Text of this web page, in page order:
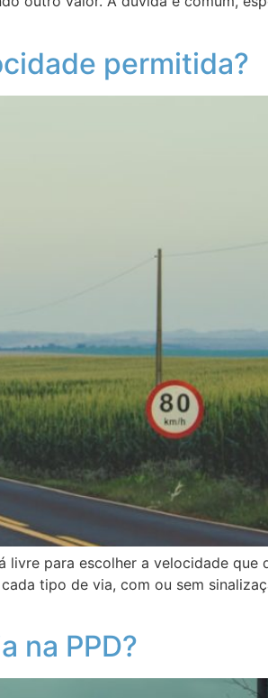
permitida?
para escolher a velocidade que
tipo de via, com ou sem
na PPD?